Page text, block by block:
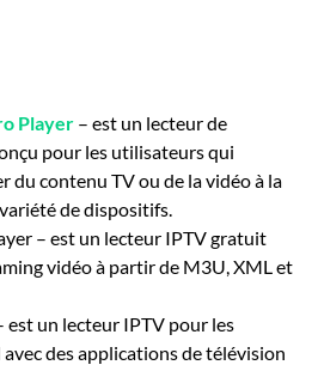
Player – est un lecteur de
pour les utilisateurs qui
du contenu TV ou de la vidéo à la
de dispositifs.
– est un lecteur IPTV gratuit
vidéo à partir de M3U, XML et
est un lecteur IPTV pour les
des applications de télévision